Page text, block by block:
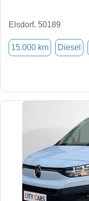
Elsdorf, 50189
15.000 km Diesel